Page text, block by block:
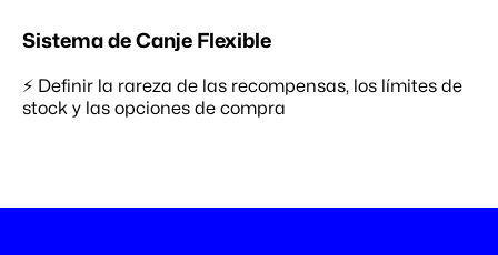
Sistema de Canje Flexible
⚡ Definir la rareza de las recompensas, los límites de
stock y las opciones de compra